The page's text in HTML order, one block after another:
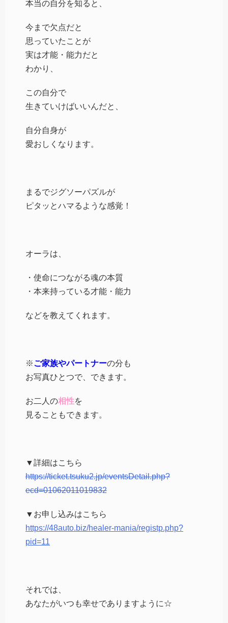
本当の自分を知ると、
今まで欠点だと
思っていたことが
実は才能・能力だと
わかり、
この自分で
生きていけばいいんだと、
自分自身が
愛おしくなります。
まるでジグソーパズルが
ピタッとハマるような感覚！
オーラは、
・使命につながる魂の本質
・本来持っている才能・能力
などを教えてくれます。
※ご家族やパートナーの分も
お写真ひとつで、できます。
お二人の相性を
見ることもできます。
▼詳細はこちら
https://ticket.tsuku2.jp/eventsDetail.php?
ecd=01062011019832
▼お申し込みはこちら
https://48auto.biz/healer-mania/registp.php?
pid=11
それでは、
あなたがいつも幸せでありますように☆